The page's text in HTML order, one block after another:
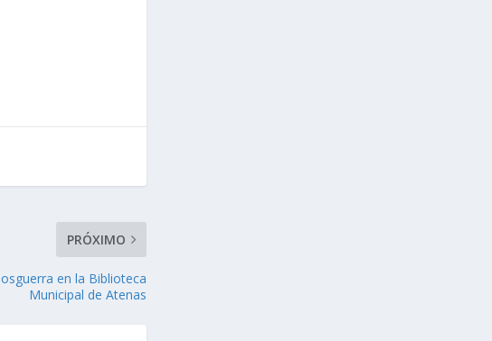
PRÓXIMO
en la Biblioteca
Municipal de Atenas